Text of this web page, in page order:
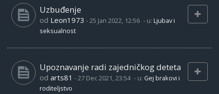
Uzbuđenje
od Leon1973 -25 Jan 2022, 12:56 - u: Ljubav i
seksualnost
Upoznavanje radi zajedničkog deteta
od arts81 -27 Dec 2021, 23:54 - u: Gej brakovi i
roditeljstvo